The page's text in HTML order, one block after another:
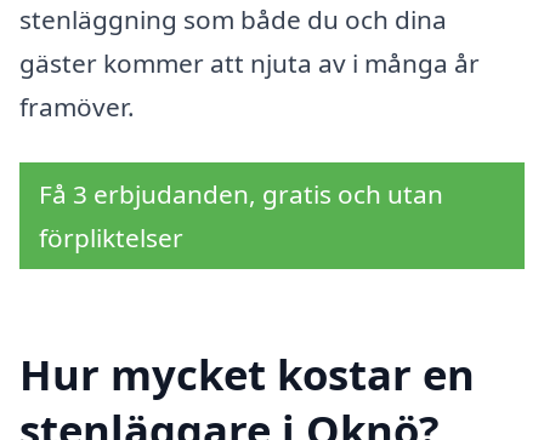
stenläggning som både du och dina
gäster kommer att njuta av i många år
framöver.
Få 3 erbjudanden, gratis och utan
förpliktelser
Hur mycket kostar en